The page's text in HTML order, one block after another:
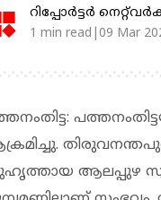
റിപ്പോർട്ടർ
1 min read|09 Mar
ആലപ്പുഴ